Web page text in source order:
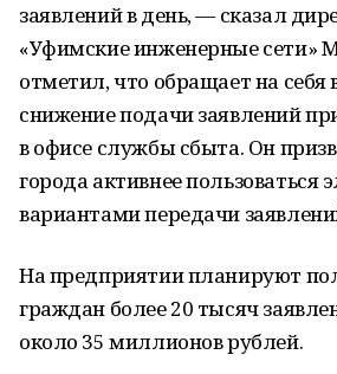
заявлений в день, — сказал
«Уфимские инженерные сети»
отметил, что обращает на себя
снижение подачи заявлений
в офисе службы сбыта. Он
города активнее пользоваться
вариантами передачи
На предприятии планируют
граждан более 20 тысяч
около 35 миллионов рублей.